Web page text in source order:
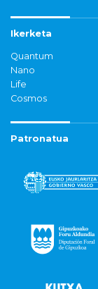
Ikerketa
Quantum
Nano
Life
Cosmos
Patronatua